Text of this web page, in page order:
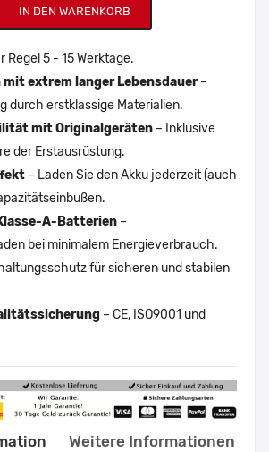
IN DEN WARENKORB
Regel 5 - 15 Werktage.
mit extrem langer Lebensdauer–
durch erstklassige Materialien.
mit Originalgeräten – Inklusive
der Erstausrüstung.
– Laden Sie den Akku jederzeit (auch
A-Batterien –
bei minimalem Energieverbrauch.
für sicheren und stabilen
– CE, ISO9001 und
Weitere Informationen